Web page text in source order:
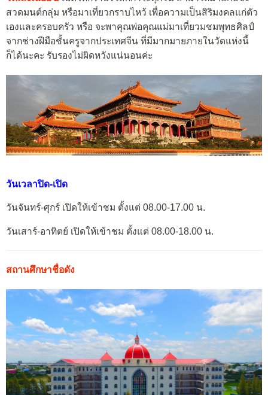
สวดมนต์กลุ่ม หรือมาเที่ยวกราบไหว้ เพื่อความเป็นสิริมงคลแก่ตัว
เองและครอบครัว หรือ จะพาคุณพ่อคุณแม่มาเที่ยวมชมพุทธศิลป์
จากช่างฝีมือชั้นครูจากประเทศจีน ที่มีมากมายภายในวัดแห่งนี้
ก็ได้นะคะ รับรองไม่ผิดหวังแน่นอนค่ะ
วันเวลาปิด-เปิด
วันจันทร์-ศุกร์ เปิดให้เข้าชม ตั้งแต่ 08.00-17.00 น.
วันเสาร์-อาทิตย์ เปิดให้เข้าชม ตั้งแต่ 08.00-18.00 น.
สถานศึกษาชื่อดัง